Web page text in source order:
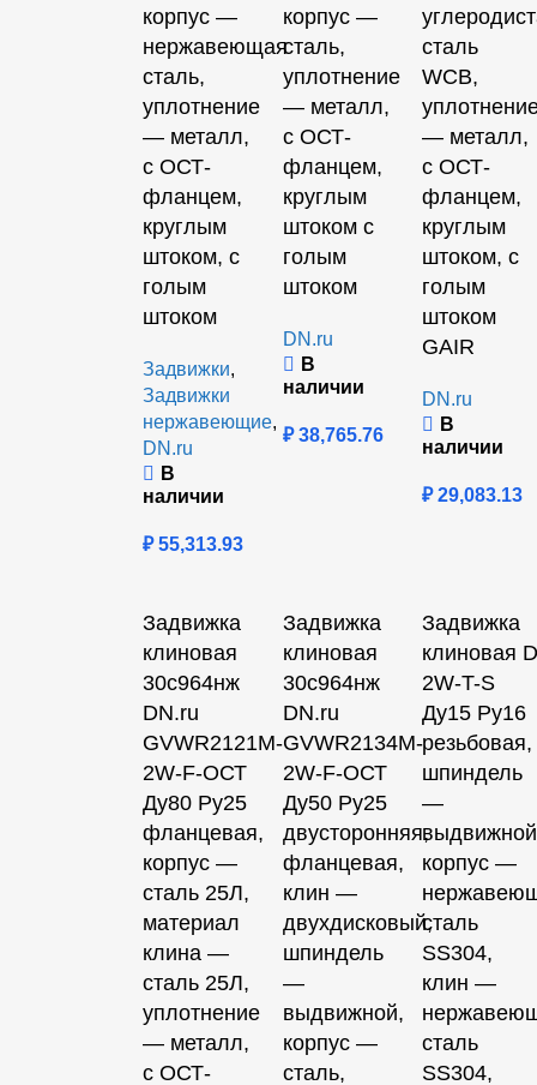
корпус —
нержавеющая
сталь,
уплотнение
— металл,
c ОСТ-
фланцем,
круглым
штоком, с
голым
штоком
Задвижки,
Задвижки
нержавеющие,
DN.ru
В
наличии
₽55,313.93
корпус —
сталь,
уплотнение
— металл,
с ОСТ-
фланцем,
круглым
штоком с
голым
штоком
DN.ru
В
наличии
₽38,765.76
сталь
WCB,
— металл,
с ОСТ-
фланцем,
круглым
штоком, с
голым
штоком
GAIR
DN.ru
В
наличии
₽29,083.13
Задвижка
клиновая
30с964нж
DN.ru
GVWR2121M-
2W-F-ОСТ
Ду80 Ру25
фланцевая,
корпус —
сталь 25Л,
материал
клина —
сталь 25Л,
уплотнение
— металл,
с ОСТ-
Задвижка
клиновая
30с964нж
DN.ru
GVWR2134M-
2W-F-ОСТ
Ду50 Ру25
двусторонняя,
фланцевая,
клин —
двухдисковый,
шпиндель
—
выдвижной,
корпус —
сталь,
Задвижка
клиновая
2W-T-S
Ду15 Ру16
резьбовая,
шпиндель
—
корпус —
сталь
SS304,
клин —
сталь
SS304,